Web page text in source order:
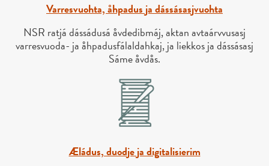
Varresvuohta, åhpadus ja dássásasjvuohta
NSR ratjá dássádusá åvdedibmáj, aktan avtaárvvusasj
varresvuoda- ja åhpadusfálaldahkaj, ja liekkos ja dássásasj
Sáme åvdås.
Æládus, duodje ja digitalisierim